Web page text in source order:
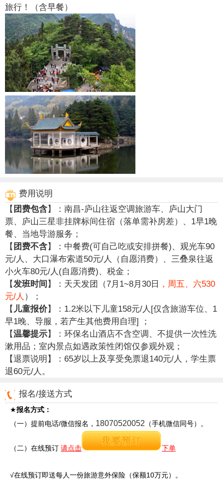
旅行！（含早餐）
费用说明
【 团费包含】：南昌-庐山往返空调旅游车、庐山大门
票、庐山三星非挂牌标间住宿（落单需补房差）、1早1晚
餐、当地导游服务；
【 团费不含】：中餐费(可自己吃或安排拼餐)、观光车90
元/人、大口瀑布索道50元/人（自愿消费）、三叠泉往返
小火车80元/人(自愿消费)、税金；
【发班时间 】：天天发团（7月1~8月30日 ，周五、六530
元/人 ）；
【 儿童报价】：1.2米以下儿童158元/人[仅含旅游车位、1
早1晚、导服，若产生其他费用自理] ；
【温馨提示】：环保名山酒店不含空调、不提供一次性洗
漱用品；室内景点如遇政策性闭馆仅参观外观；
【退票说明】：65岁以上及享受免票退140元/人，学生票
退60元/人。
报名/接送方式
★报名方式：
（一）提前电话/微信报名， 18070520052 （手机微信同号）。
（二）在线预订 请点击 下单
√在线预订即送每人一份旅游意外保险（保额10万元）。